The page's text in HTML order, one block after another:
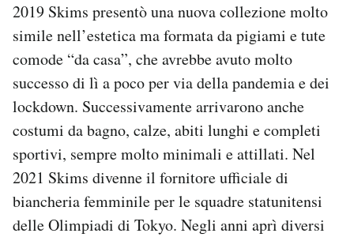
2019 Skims presentò una nuova collezione molto
simile nell’estetica ma formata da pigiami e tute
comode “da casa”, che avrebbe avuto molto
successo di lì a poco per via della pandemia e dei
lockdown. Successivamente arrivarono anche
costumi da bagno, calze, abiti lunghi e completi
sportivi, sempre molto minimali e attillati. Nel
2021 Skims divenne il fornitore ufficiale di
biancheria femminile per le squadre statunitensi
delle Olimpiadi di Tokyo. Negli anni aprì diversi